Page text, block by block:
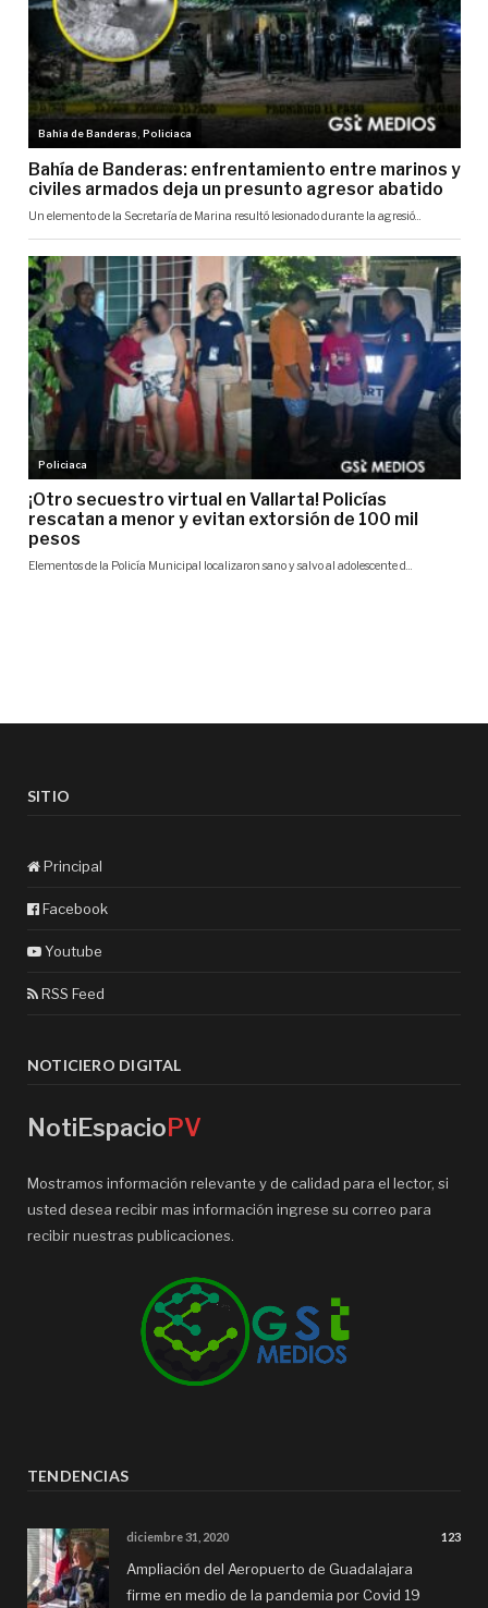
SITIO
Principal
Facebook
Youtube
RSS Feed
NOTICIERO DIGITAL
NotiEspacio PV
Mostramos información relevante y de calidad para el lector, si
usted desea recibir mas información ingrese su correo para
recibir nuestras publicaciones.
TENDENCIAS
diciembre 31, 2020 123
Ampliación del Aeropuerto de Guadalajara
firme en medio de la pandemia por Covid 19